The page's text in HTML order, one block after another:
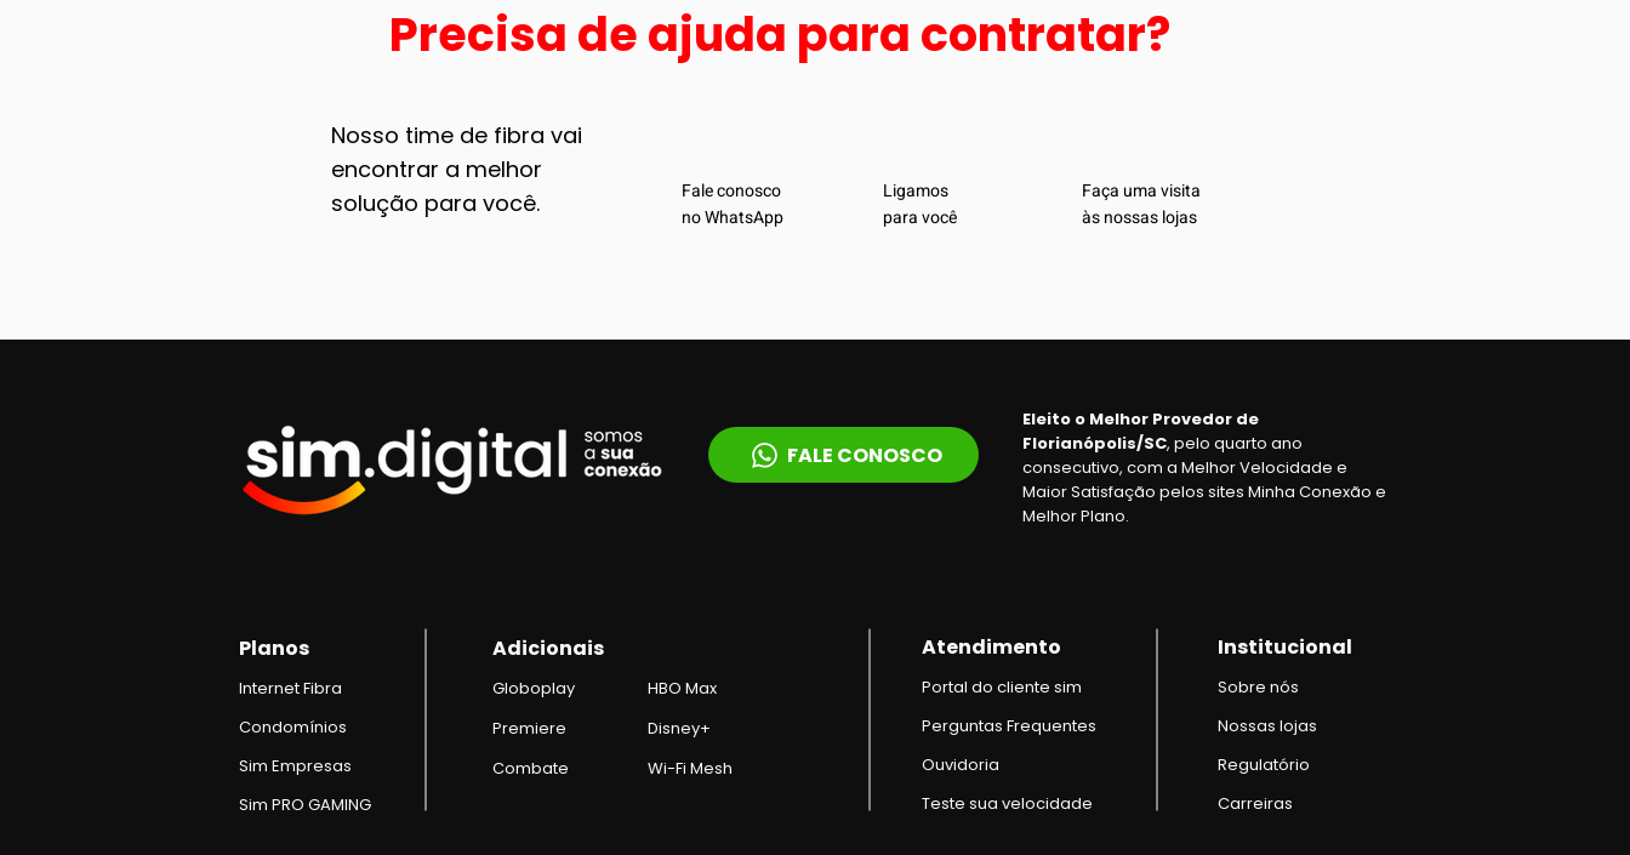
Precisa de ajuda para contratar?
Nosso time de fibra vai
encontrar a melhor
solução para você.
Fale conosco
no WhatsApp
Ligamos
para você
Faça uma visita
às nossas lojas
FALE CONOSCO
Eleito o Melhor Provedor de
Florianópolis/SC, pelo quarto ano
consecutivo, com a Melhor Velocidade e
Maior Satisfação pelos sites Minha Conexão e
Melhor Plano.
Planos
Internet Fibra
Condomínios
Sim Empresas
Sim PRO GAMING
Adicionais
Globoplay
Premiere
Combate
Atendimento
Portal do cliente sim
Perguntas Frequentes
Ouvidoria
Teste sua velocidade
HBO Max
Disney+
Wi-Fi Mesh
Institucional
Sobre nós
Nossas lojas
Regulatório
Carreiras